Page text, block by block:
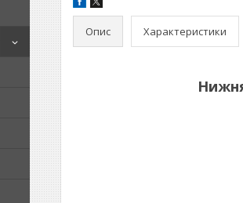
Опис Характеристики